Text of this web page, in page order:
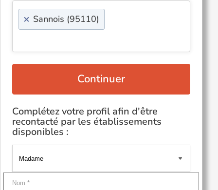
× Sannois (95110)
Continuer
Complétez votre profil afin d'être
recontacté par les établissements
disponibles :